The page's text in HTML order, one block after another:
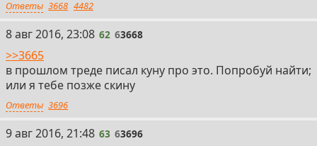
Ответы 3668 4482
62
8 авг 2016, 23:08 62 63668
>>3665
в прошлом треде писал куну про это. Попробуй найти;
или я тебе позже скину
Ответы 3696
63
9 авг 2016, 21:48 63 63696